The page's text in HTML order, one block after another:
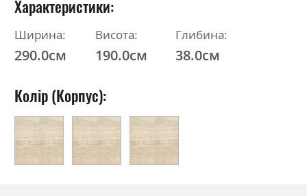
Характеристики
Ширина:
290.0см
Висота:
190.0см
Глибина:
38.0см
Колір (Корпус):